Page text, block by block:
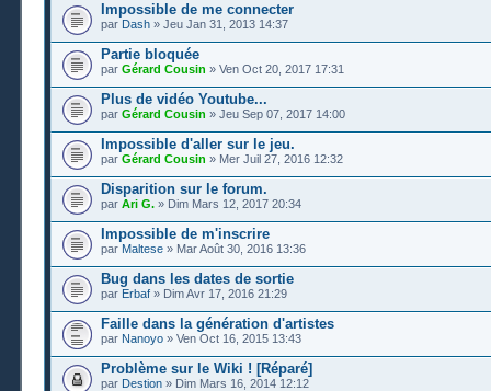
Impossible de me connecter
par Dash » Jeu Jan 31, 2013 14:37
Partie bloquée
par Gérard Cousin » Ven Oct 20, 2017 17:31
Plus de vidéo Youtube...
par Gérard Cousin » Jeu Sep 07, 2017 14:00
Impossible d'aller sur le jeu.
par Gérard Cousin » Mer Juil 27, 2016 12:32
Disparition sur le forum.
par Ari G. » Dim Mars 12, 2017 20:34
Impossible de m'inscrire
par Maltese » Mar Août 30, 2016 13:36
Bug dans les dates de sortie
par Erbaf » Dim Avr 17, 2016 21:29
Faille dans la génération d'artistes
par Nanoyo » Ven Oct 16, 2015 13:43
Problème sur le Wiki ! [Réparé]
par Destion » Dim Mars 16, 2014 12:12